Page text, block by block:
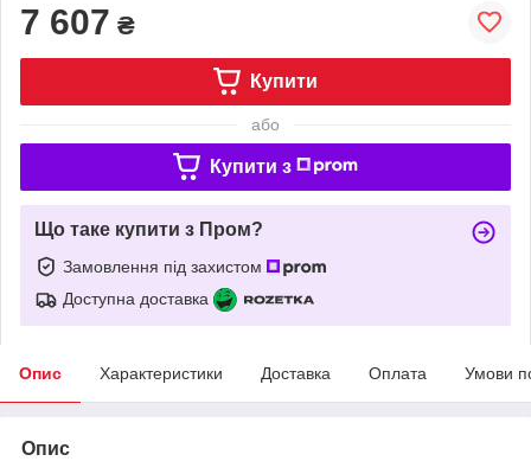
7 607 ₴
Купити
або
Купити з
Що таке купити з Пром?
Замовлення під захистом
Доступна доставка
Опис Характеристики Доставка Оплата Умови
Опис